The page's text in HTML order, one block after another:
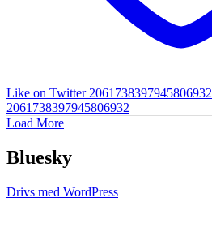
Like on Twitter 2061738397945806932
2061738397945806932
Load More
Bluesky
Drivs med WordPress